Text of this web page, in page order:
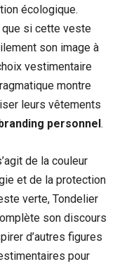
écologique.
que si cette veste
son image à
vestimentaire
montre
leurs vêtements
personnel.
de la couleur
et de la protection
verte, Tondelier
son discours
d’autres figures
pour